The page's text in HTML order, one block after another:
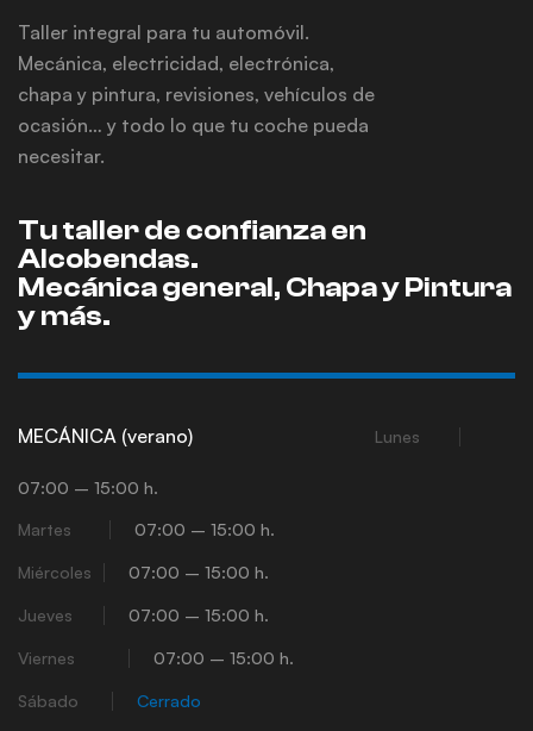
Taller integral para tu automóvil.
Mecánica, electricidad, electrónica,
chapa y pintura, revisiones, vehículos de
ocasión… y todo lo que tu coche pueda
necesitar.
Tu taller de confianza en
Alcobendas.
Mecánica general, Chapa y Pintura
y más.
MECÁNICA (verano) Lunes
07:00 – 15:00 h.
Martes 07:00 – 15:00 h.
Miércoles 07:00 – 15:00 h.
Jueves 07:00 – 15:00 h.
Viernes 07:00 – 15:00 h.
Sábado Cerrado